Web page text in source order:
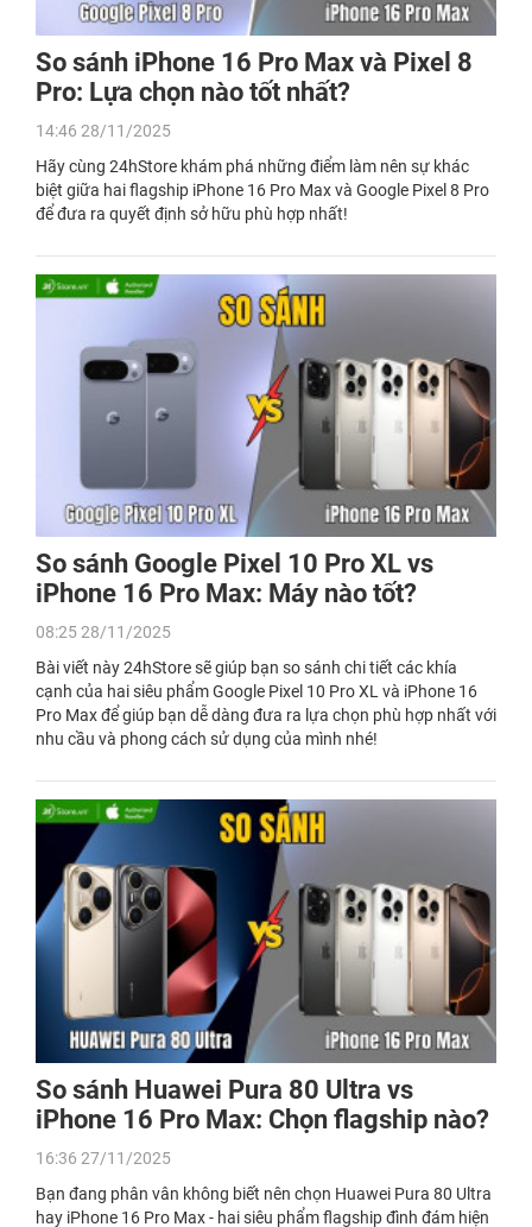
So sánh iPhone 16 Pro Max và Pixel 8
Pro: Lựa chọn nào tốt nhất?
14:46 28/11/2025
Hãy cùng 24hStore khám phá những điểm làm nên sự khác
biệt giữa hai flagship iPhone 16 Pro Max và Google Pixel 8 Pro
để đưa ra quyết định sở hữu phù hợp nhất!
So sánh Google Pixel 10 Pro XL vs
iPhone 16 Pro Max: Máy nào tốt?
08:25 28/11/2025
Bài viết này 24hStore sẽ giúp bạn so sánh chi tiết các khía
cạnh của hai siêu phẩm Google Pixel 10 Pro XL và iPhone 16
Pro Max để giúp bạn dễ dàng đưa ra lựa chọn phù hợp nhất với
nhu cầu và phong cách sử dụng của mình nhé!
So sánh Huawei Pura 80 Ultra vs
iPhone 16 Pro Max: Chọn flagship nào?
16:36 27/11/2025
Bạn đang phân vân không biết nên chọn Huawei Pura 80 Ultra
hay iPhone 16 Pro Max - hai siêu phẩm flagship đình đám hiện